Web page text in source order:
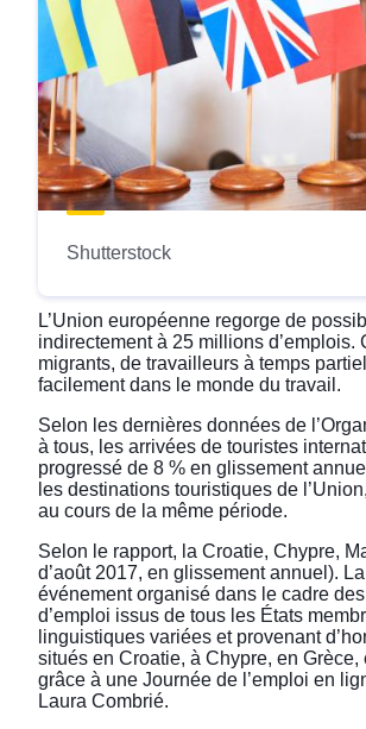
Shutterstock
L’Union européenne regorge de
indirectement à 25 millions d’emplois.
migrants, de travailleurs à temps
facilement dans le monde du travail.
Selon les dernières données de
à tous, les arrivées de touristes
progressé de 8 % en glissement
les destinations touristiques de
au cours de la même période.
Selon le rapport, la Croatie, Chypre,
d’août 2017, en glissement annuel).
événement organisé dans le cadre
d’emploi issus de tous les États
linguistiques variées et provenant
situés en Croatie, à Chypre, en
grâce à une Journée de l’emploi en
Laura Combrié.